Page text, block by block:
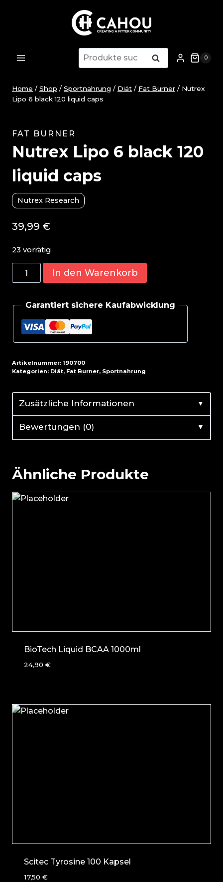
Suche
nach:
Suche 0
Home / Shop / Sportnahrung / Diät / Fat Burner / Nutrex
Lipo 6 black 120 liquid caps
FAT BURNER
Nutrex Lipo 6 black 120
liquid caps
Nutrex Research
39,99 €
23 vorrätig
Nutrex
Lipo
black
120
liquid
caps
In den Warenkorb
Garantiert sichere Kaufabwicklung
Artikelnummer: 190700
Kategorien: Diät, Fat Burner, Sportnahrung
Zusätzliche Informationen ▼
Bewertungen (0) ▼
Ähnliche Produkte
BioTech Liquid BCAA 1000ml
24,90 €
Scitec Tyrosine 100 Kapsel
17,50 €